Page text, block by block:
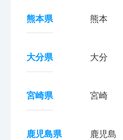
熊本県 熊本
大分県 大分
宮崎県 宮崎
鹿児島県 鹿児島